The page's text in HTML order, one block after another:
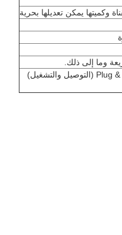
وكميتها يمكن تعديلها بحرية
وما إلى ذلك.